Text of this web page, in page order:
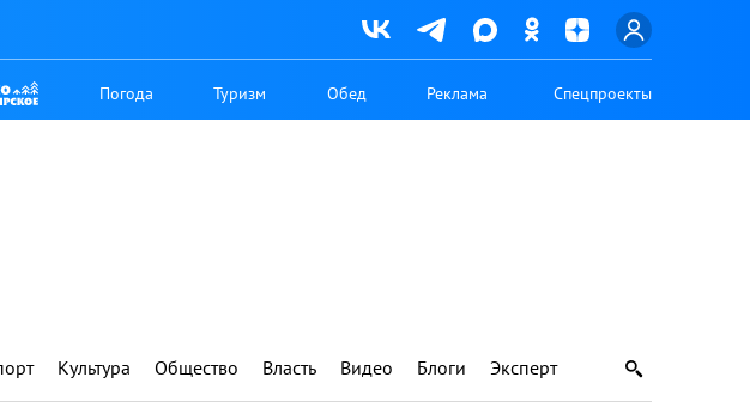
Погода Туризм Обед Реклама Спецпроекты
Культура Общество Власть Видео Блоги Эксперт